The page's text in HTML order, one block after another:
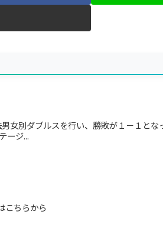
別ダブルスを行い、勝敗が１－１と
ージ...
こちらから